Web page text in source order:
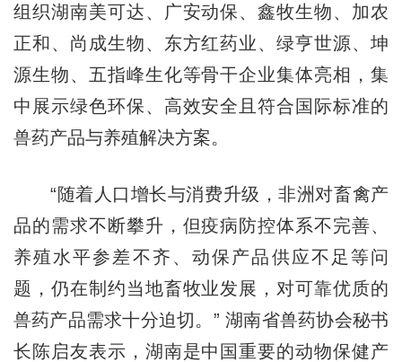
组织湖南美可达、广安动保、鑫牧生物、加农
正和、尚成生物、东方红药业、绿亨世源、坤
源生物、五指峰生化等骨干企业集体亮相，集
中展示绿色环保、高效安全且符合国际标准的
兽药产品与养殖解决方案。
“随着人口增长与消费升级，非洲对畜禽产
品的需求不断攀升，但疫病防控体系不完善、
养殖水平参差不齐、动保产品供应不足等问
题，仍在制约当地畜牧业发展，对可靠优质的
兽药产品需求十分迫切。” 湖南省兽药协会秘书
长陈启友表示，湖南是中国重要的动物保健产